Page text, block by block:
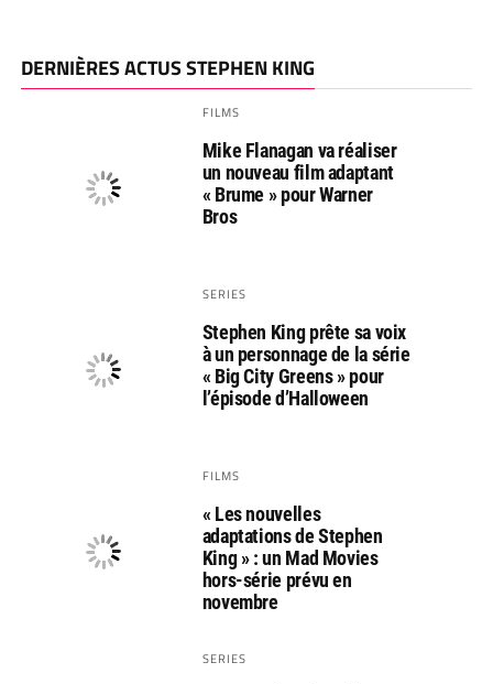
DERNIÈRES ACTUS STEPHEN KING
FILMS
Mike Flanagan va réaliser
un nouveau film adaptant
« Brume » pour Warner
Bros
SERIES
Stephen King prête sa voix
à un personnage de la série
« Big City Greens » pour
l’épisode d’Halloween
FILMS
« Les nouvelles
adaptations de Stephen
King » : un Mad Movies
hors-série prévu en
novembre
SERIES